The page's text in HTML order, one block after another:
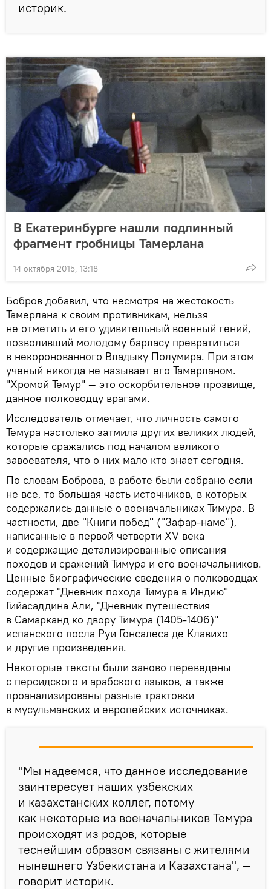
историк.
В Екатеринбурге нашли подлинный
фрагмент гробницы Тамерлана
14 октября 2015, 13:18
Бобров добавил, что несмотря на жестокость
Тамерлана к своим противникам, нельзя
не отметить и его удивительный военный гений,
позволивший молодому барласу превратиться
в некоронованного Владыку Полумира. При этом
ученый никогда не называет его Тамерланом.
"Хромой Темур" — это оскорбительное прозвище,
данное полководцу врагами.
Исследователь отмечает, что личность самого
Темура настолько затмила других великих людей,
которые сражались под началом великого
завоевателя, что о них мало кто знает сегодня.
По словам Боброва, в работе были собрано если
не все, то большая часть источников, в которых
содержались данные о военачальниках Тимура. В
частности, две "Книги побед" ("Зафар-наме"),
написанные в первой четверти XV века
и содержащие детализированные описания
походов и сражений Тимура и его военачальников.
Ценные биографические сведения о полководцах
содержат "Дневник похода Тимура в Индию"
Гийасаддина Али, "Дневник путешествия
в Самарканд ко двору Тимура (1405-1406)"
испанского посла Руи Гонсалеса де Клавихо
и другие произведения.
Некоторые тексты были заново переведены
с персидского и арабского языков, а также
проанализированы разные трактовки
в мусульманских и европейских источниках.
"Мы надеемся, что данное исследование
заинтересует наших узбекских
и казахстанских коллег, потому
как некоторые из военачальников Темура
происходят из родов, которые
теснейшим образом связаны с жителями
нынешнего Узбекистана и Казахстана", —
говорит историк.